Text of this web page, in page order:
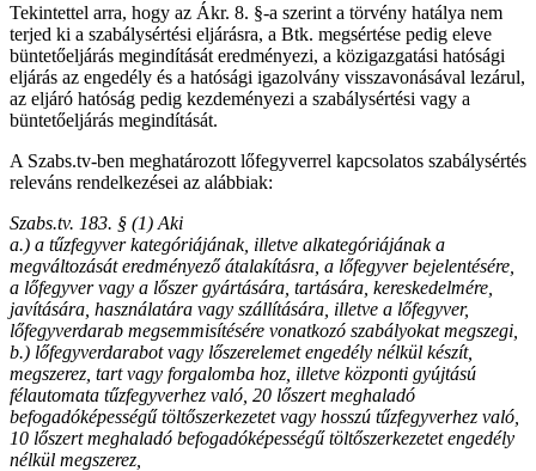
Tekintettel arra, hogy az Ákr. 8. §-a szerint a törvény hatálya nem
terjed ki a szabálysértési eljárásra, a Btk. megsértése pedig eleve
büntetőeljárás megindítását eredményezi, a közigazgatási hatósági
eljárás az engedély és a hatósági igazolvány visszavonásával lezárul,
az eljáró hatóság pedig kezdeményezi a szabálysértési vagy a
büntetőeljárás megindítását.
A Szabs.tv-ben meghatározott lőfegyverrel kapcsolatos szabálysértés
releváns rendelkezései az alábbiak:
Szabs.tv. 183. § (1) Aki
a.) a tűzfegyver kategóriájának, illetve alkategóriájának a
megváltozását eredményező átalakításra, a lőfegyver bejelentésére,
a lőfegyver vagy a lőszer gyártására, tartására, kereskedelmére,
javítására, használatára vagy szállítására, illetve a lőfegyver,
lőfegyverdarab megsemmisítésére vonatkozó szabályokat megszegi,
b.) lőfegyverdarabot vagy lőszerelemet engedély nélkül készít,
megszerez, tart vagy forgalomba hoz, illetve központi gyújtású
félautomata tűzfegyverhez való, 20 lőszert meghaladó
befogadóképességű töltőszerkezetet vagy hosszú tűzfegyverhez való,
10 lőszert meghaladó befogadóképességű töltőszerkezetet engedély
nélkül megszerez,